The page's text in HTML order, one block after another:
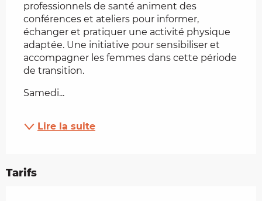
professionnels de santé animent des
conférences et ateliers pour informer,
échanger et pratiquer une activité physique
adaptée. Une initiative pour sensibiliser et
accompagner les femmes dans cette période
de transition.
Samedi...
Lire la suite
Tarifs